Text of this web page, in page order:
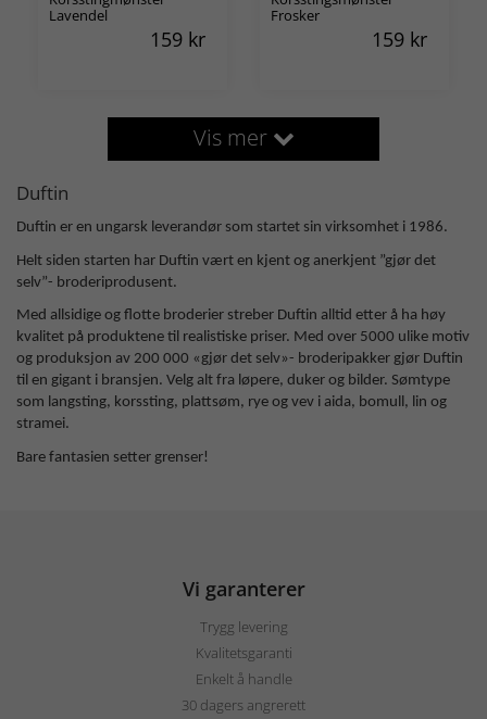
Lavendel
159 kr
Frosker
159 kr
Vis mer
Duftin
Duftin er en ungarsk leverandør som startet sin virksomhet i 1986.
Helt siden starten har Duftin vært en kjent og anerkjent ”gjør det
selv”- broderiprodusent.
Med allsidige og flotte broderier streber Duftin alltid etter å ha høy
kvalitet på produktene til realistiske priser. Med over 5000 ulike motiv
og produksjon av 200 000 «gjør det selv»- broderipakker gjør Duftin
til en gigant i bransjen. Velg alt fra løpere, duker og bilder. Sømtype
som langsting, korssting, plattsøm, rye og vev i aida, bomull, lin og
stramei.
Bare fantasien setter grenser!
Vi garanterer
Trygg levering
Kvalitetsgaranti
Enkelt å handle
30 dagers angrerett